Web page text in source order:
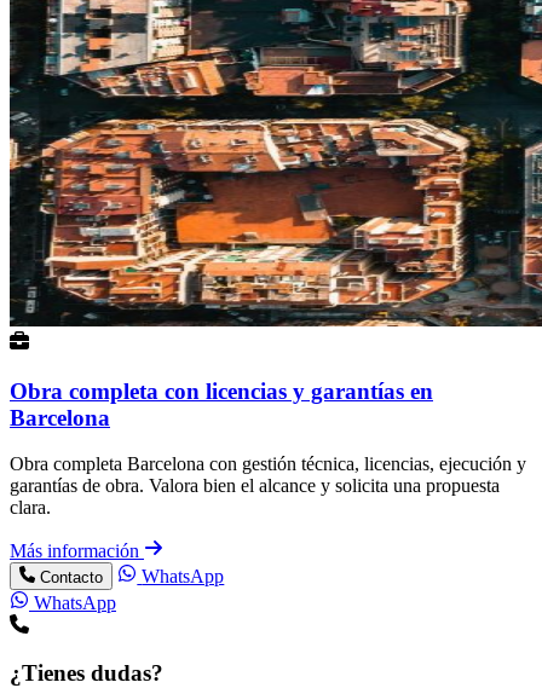
Obra completa con licencias y garantías en
Barcelona
Obra completa Barcelona con gestión técnica, licencias, ejecución y
garantías de obra. Valora bien el alcance y solicita una propuesta
clara.
Más información
Contacto
WhatsApp
WhatsApp
¿Tienes dudas?